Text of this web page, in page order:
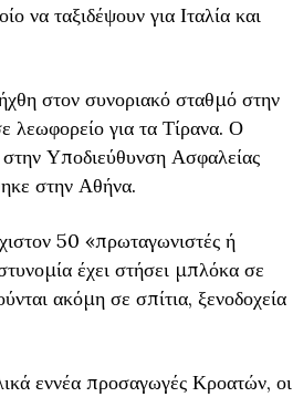
να ταξιδέψουν για Ιταλία και
στον συνοριακό σταθμό στην
λεωφορείο για τα Τίρανα. Ο
Υποδιεύθυνση Ασφαλείας
στην Αθήνα.
50 «πρωταγωνιστές ή
έχει στήσει μπλόκα σε
ακόμη σε σπίτια, ξενοδοχεία
εννέα προσαγωγές Κροατών, οι